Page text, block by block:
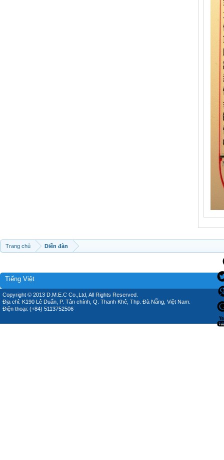
Trang chủ Diễn đàn
Tiếng Việt
Copyright © 2013 D.M.E.C Co.,Ltd, All Rights Reserved.
Địa chỉ: K190 Lê Duẩn, P. Tân chính, Q. Thanh Khê, Thp. Đà Nẵng, Việt Nam.
Điện thoại: (+84) 5113752506